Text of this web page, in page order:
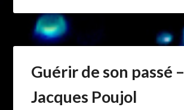
Guérir de son passé –
Jacques Poujol